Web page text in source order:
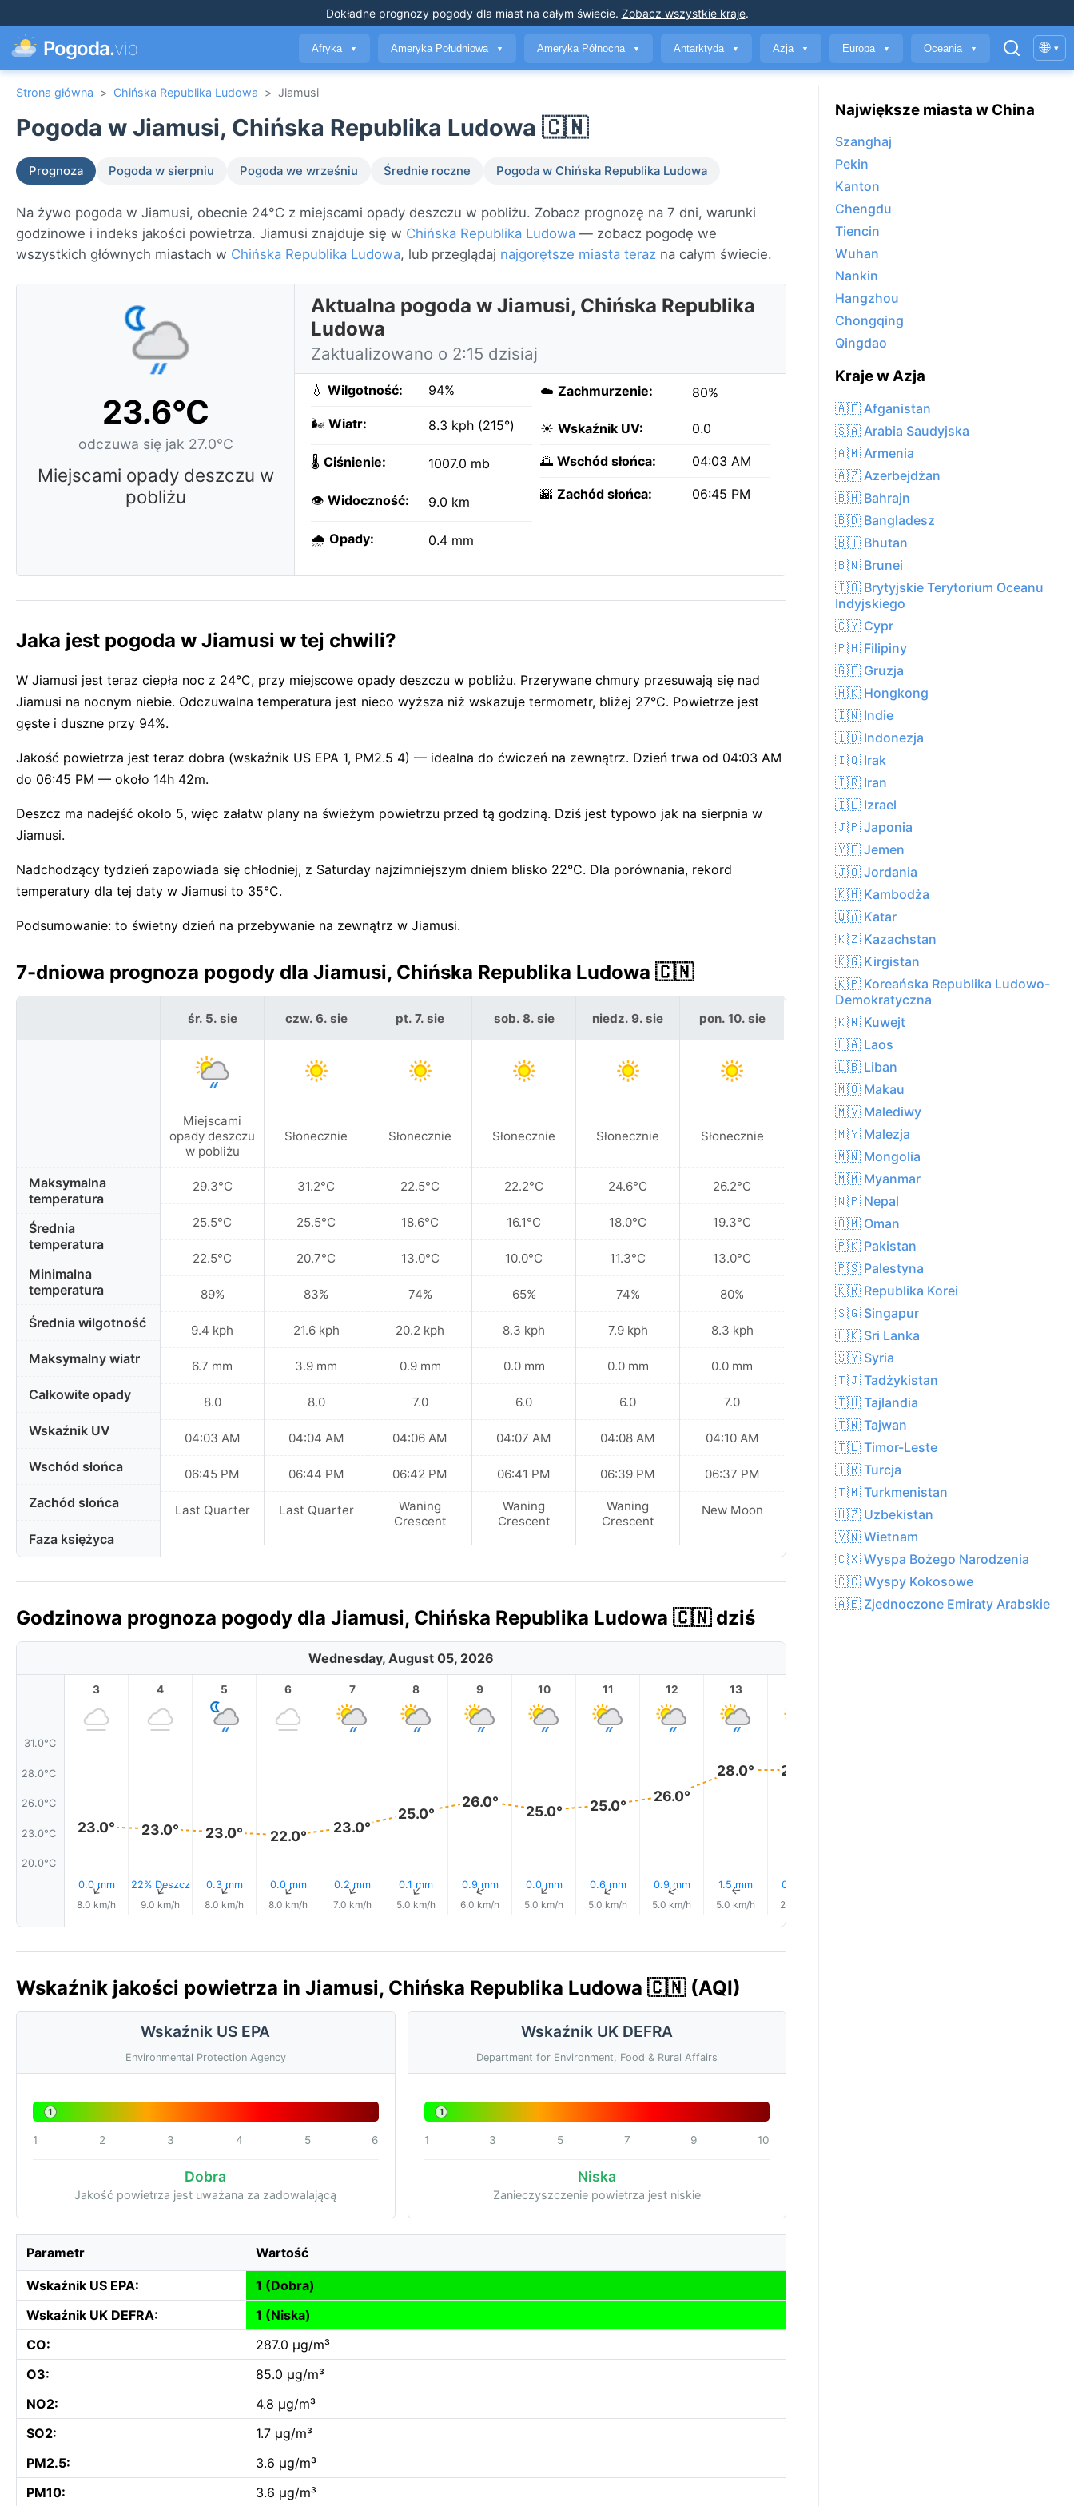
Dokładne prognozy pogodydla miast na całym świecie. Zobacz wszystkie kraje.
Pogoda.vip Afryka ▼ Ameryka Południowa ▼ Ameryka Północna ▼ Antarktyda ▼ Azja ▼ Europa ▼ Oceania ▼ 🌐 ▾
Strona główna > Chińska Republika Ludowa > Jiamusi
Pogoda w Jiamusi, Chińska Republika Ludowa 🇨🇳
Prognoza Pogoda w sierpniu Pogoda we wrześniu Średnie roczne Pogoda w Chińska Republika Ludowa
Na żywo pogoda w Jiamusi, obecnie 24°C z miejscami opady deszczu w pobliżu. Zobacz prognozę na 7 dni, warunki
godzinowe i indeks jakości powietrza. Jiamusi znajduje się w Chińska Republika Ludowa — zobacz pogodę we
wszystkich głównych miastach w Chińska Republika Ludowa, lub przeglądaj najgorętsze miasta teraz na całym świecie.
23.6°C
odczuwa się jak 27.0°C
Miejscami opady deszczu w
pobliżu
Aktualna pogoda w Jiamusi, Chińska Republika
Ludowa
Zaktualizowano o 2:15 dzisiaj
💧 Wilgotność: 94%
🌬️ Wiatr: 8.3 kph (215°)
🌡️ Ciśnienie: 1007.0 mb
👁️ Widoczność: 9.0 km
🌧️ Opady: 0.4 mm
☁️ Zachmurzenie: 80%
☀️ Wskaźnik UV: 0.0
🌅 Wschód słońca: 04:03 AM
🌇 Zachód słońca: 06:45 PM
Jaka jest pogoda w Jiamusi w tej chwili?
W Jiamusi jest teraz ciepła noc z 24°C, przy miejscowe opady deszczu w pobliżu. Przerywane chmury przesuwają się nad
Jiamusi na nocnym niebie. Odczuwalna temperatura jest nieco wyższa niż wskazuje termometr, bliżej 27°C. Powietrze jest
gęste i duszne przy 94%.
Jakość powietrza jest teraz dobra (wskaźnik US EPA 1, PM2.5 4) — idealna do ćwiczeń na zewnątrz. Dzień trwa od 04:03 AM
do 06:45 PM — około 14h 42m.
Deszcz ma nadejść około 5, więc załatw plany na świeżym powietrzu przed tą godziną. Dziś jest typowo jak na sierpnia w
Jiamusi.
Nadchodzący tydzień zapowiada się chłodniej, z Saturday najzimniejszym dniem blisko 22°C. Dla porównania, rekord
temperatury dla tej daty w Jiamusi to 35°C.
Podsumowanie: to świetny dzień na przebywanie na zewnątrz w Jiamusi.
7-dniowa prognoza pogody dla Jiamusi, Chińska Republika Ludowa 🇨🇳
Maksymalna
temperatura
Średnia
temperatura
Minimalna
temperatura
Średnia wilgotność
Maksymalny wiatr
Całkowite opady
Wskaźnik UV
Wschód słońca
Zachód słońca
Faza księżyca
śr. 5. sie
Miejscami
opady deszczu
w pobliżu
29.3°C
25.5°C
22.5°C
89%
9.4 kph
6.7 mm
8.0
04:03 AM
06:45 PM
Last Quarter
czw. 6. sie
Słonecznie
31.2°C
25.5°C
20.7°C
83%
21.6 kph
3.9 mm
8.0
04:04 AM
06:44 PM
Last Quarter
pt. 7. sie
Słonecznie
22.5°C
18.6°C
13.0°C
74%
20.2 kph
0.9 mm
7.0
04:06 AM
06:42 PM
Waning
Crescent
sob. 8. sie
Słonecznie
22.2°C
16.1°C
10.0°C
65%
8.3 kph
0.0 mm
6.0
04:07 AM
06:41 PM
Waning
Crescent
niedz. 9. sie
Słonecznie
24.6°C
18.0°C
11.3°C
74%
7.9 kph
0.0 mm
6.0
04:08 AM
06:39 PM
Waning
Crescent
pon. 10. sie
Słonecznie
26.2°C
19.3°C
13.0°C
80%
8.3 kph
0.0 mm
7.0
04:10 AM
06:37 PM
New Moon
Godzinowa prognoza pogody dla Jiamusi, Chińska Republika Ludowa 🇨🇳 dziś
Wednesday, August 05, 2026
31.0°C
28.0°C
26.0°C
23.0°C
20.0°C
3
23.0°
0.0 mm
↑
8.0 km/h
4
23.0°
22% Deszcz
↑
9.0 km/h
5
23.0°
0.3 mm
↑
8.0 km/h
6
22.0°
0.0 mm
↑
8.0 km/h
7
23.0°
0.2 mm
↑
7.0 km/h
8
25.0°
0.1 mm
↑
5.0 km/h
9
26.0°
0.9 mm
↑
6.0 km/h
10
25.0°
0.0 mm
↑
5.0 km/h
11
25.0°
0.6 mm
↑
5.0 km/h
12
26.0°
0.9 mm
↑
5.0 km/h
13
28.0°
1.5 mm
↑
5.0 km/h
28.0°
0.3 mm
2.0 km/h
Wskaźnik jakości powietrza in Jiamusi, Chińska Republika Ludowa 🇨🇳 (AQI)
Wskaźnik US EPA
Environmental Protection Agency
1
1 2 3 4 5 6
Dobra
Jakość powietrza jest uważana za zadowalającą
Wskaźnik UK DEFRA
Department for Environment, Food & Rural Affairs
1
1 3 5 7 9 10
Niska
Zanieczyszczenie powietrza jest niskie
Parametr Wartość
Wskaźnik US EPA:
1 (Dobra)
Wskaźnik UK DEFRA:
1 (Niska)
CO:
287.0 µg/m³
O3:
85.0 µg/m³
NO2:
4.8 µg/m³
SO2:
1.7 µg/m³
PM2.5:
3.6 µg/m³
PM10:
3.6 µg/m³
Największe miasta w China
Szanghaj
Pekin
Kanton
Chengdu
Tiencin
Wuhan
Nankin
Hangzhou
Chongqing
Qingdao
Kraje w Azja
🇦🇫 Afganistan
🇸🇦 Arabia Saudyjska
🇦🇲 Armenia
🇦🇿 Azerbejdżan
🇧🇭 Bahrajn
🇧🇩 Bangladesz
🇧🇹 Bhutan
🇧🇳 Brunei
🇮🇴 Brytyjskie Terytorium Oceanu
Indyjskiego
🇨🇾 Cypr
🇵🇭 Filipiny
🇬🇪 Gruzja
🇭🇰 Hongkong
🇮🇳 Indie
🇮🇩 Indonezja
🇮🇶 Irak
🇮🇷 Iran
🇮🇱 Izrael
🇯🇵 Japonia
🇾🇪 Jemen
🇯🇴 Jordania
🇰🇭 Kambodża
🇶🇦 Katar
🇰🇿 Kazachstan
🇰🇬 Kirgistan
🇰🇵 Koreańska Republika Ludowo-
Demokratyczna
🇰🇼 Kuwejt
🇱🇦 Laos
🇱🇧 Liban
🇲🇴 Makau
🇲🇻 Malediwy
🇲🇾 Malezja
🇲🇳 Mongolia
🇲🇲 Myanmar
🇳🇵 Nepal
🇴🇲 Oman
🇵🇰 Pakistan
🇵🇸 Palestyna
🇰🇷 Republika Korei
🇸🇬 Singapur
🇱🇰 Sri Lanka
🇸🇾 Syria
🇹🇯 Tadżykistan
🇹🇭 Tajlandia
🇹🇼 Tajwan
🇹🇱 Timor-Leste
🇹🇷 Turcja
🇹🇲 Turkmenistan
🇺🇿 Uzbekistan
🇻🇳 Wietnam
🇨🇽 Wyspa Bożego Narodzenia
🇨🇨 Wyspy Kokosowe
🇦🇪 Zjednoczone Emiraty Arabskie